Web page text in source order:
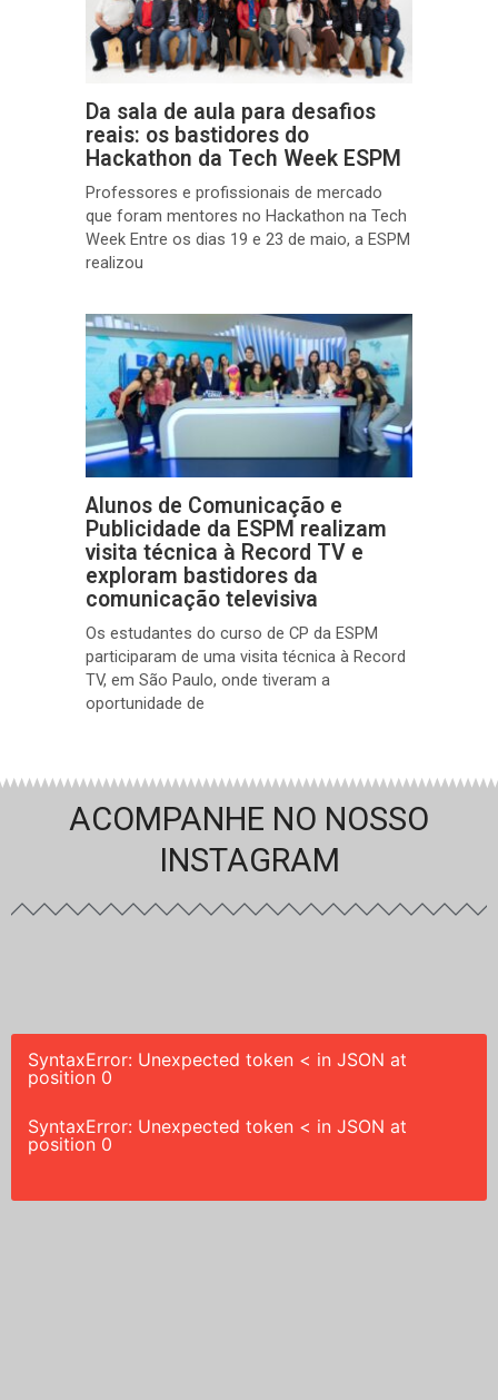
Da sala de aula para desafios
reais: os bastidores do
Hackathon da Tech Week ESPM
Professores e profissionais de mercado
que foram mentores no Hackathon na Tech
Week Entre os dias 19 e 23 de maio, a ESPM
realizou
Alunos de Comunicação e
Publicidade da ESPM realizam
visita técnica à Record TV e
exploram bastidores da
comunicação televisiva
Os estudantes do curso de CP da ESPM
participaram de uma visita técnica à Record
TV, em São Paulo, onde tiveram a
oportunidade de
ACOMPANHE NO NOSSO
INSTAGRAM
SyntaxError: Unexpected token < in JSON at
position 0
SyntaxError: Unexpected token < in JSON at
position 0